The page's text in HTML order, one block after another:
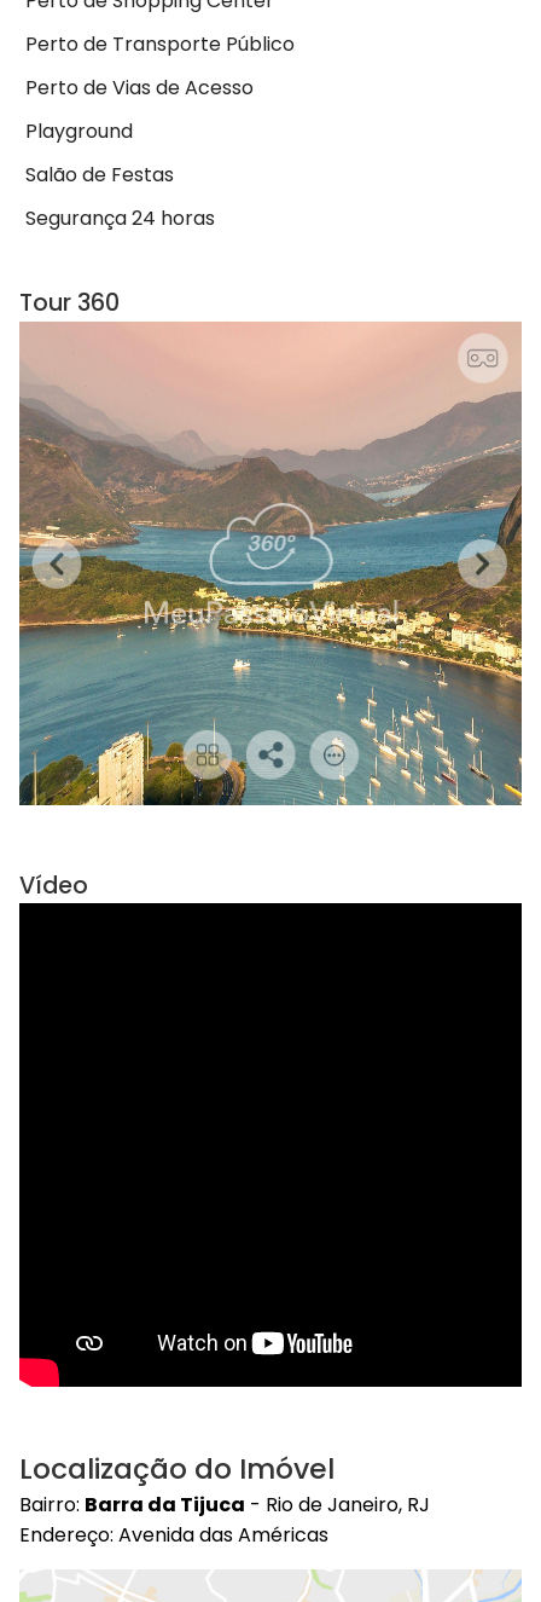
Perto de Transporte Público
Perto de Vias de Acesso
Playground
Salão de Festas
Segurança 24 horas
Tour 360
Vídeo
Localização do Imóvel
Bairro: Barra da Tijuca - Rio de Janeiro, RJ
Endereço: Avenida das Américas